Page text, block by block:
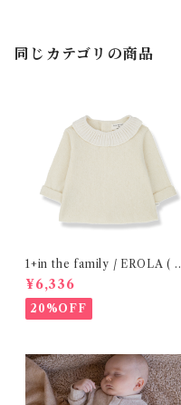
同じカテゴリの商品
1+in the family / EROLA ( 2
4m )
¥6,336
20%OFF